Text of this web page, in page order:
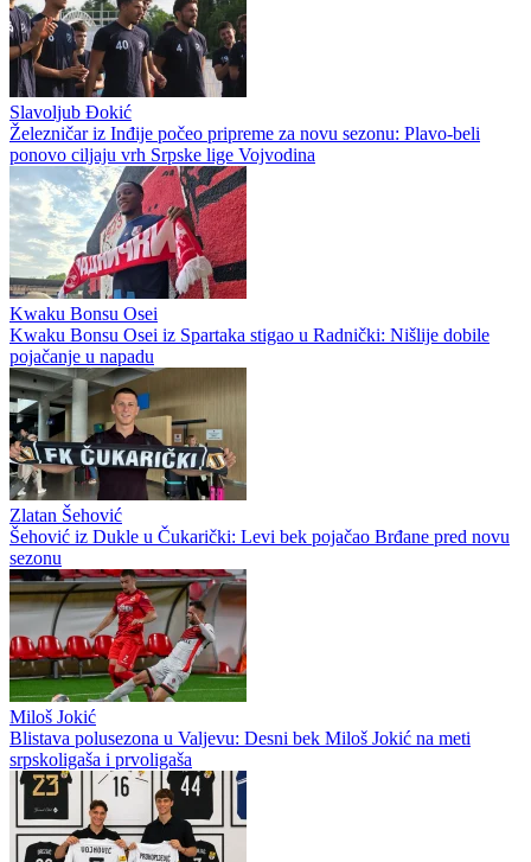
Slavoljub Đokić
Železničar iz Inđije počeo pripreme za novu sezonu: Plavo-beli
ponovo ciljaju vrh Srpske lige Vojvodina
Kwaku Bonsu Osei
Kwaku Bonsu Osei iz Spartaka stigao u Radnički: Nišlije dobile
pojačanje u napadu
Zlatan Šehović
Šehović iz Dukle u Čukarički: Levi bek pojačao Brđane pred novu
sezonu
Miloš Jokić
Blistava polusezona u Valjevu: Desni bek Miloš Jokić na meti
srpskoligaša i prvoligaša